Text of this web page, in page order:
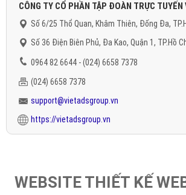
CÔNG TY CỔ PHẦN TẬP ĐOÀN TRỰC
Số 6/25 Thổ Quan, Khâm Thiên, Đống Đa,
Số 36 Điện Biên Phủ, Đa Kao, Quận 1, TP.Hồ
0964 82 6644 - (024) 6658 7378
(024) 6658 7378
support@vietadsgroup.vn
https://vietadsgroup.vn
WEBSITE THIẾT KẾ